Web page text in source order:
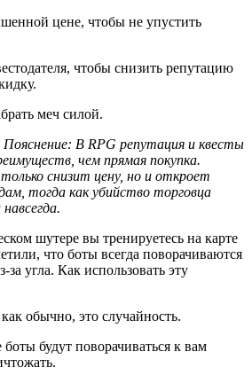
цене, чтобы не упустить
чтобы снизить репутацию
меч силой.
В RPG репутация и квесты
чем прямая покупка.
снизит цену, но и откроет
тогда как убийство торговца
шутере вы тренируетесь на карте
что боты всегда поворачиваются
за угла. Как использовать эту
обычно, это случайность.
будут поворачиваться к вам